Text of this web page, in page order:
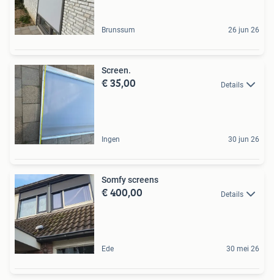
Brunssum 26 jun 26
Screen.
€ 35,00 Details
Ingen 30 jun 26
Somfy screens
€ 400,00 Details
Ede 30 mei 26